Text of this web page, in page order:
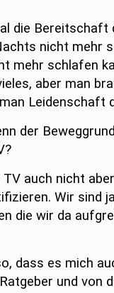
die Bereitschaft
nicht
mehr schlafen
aber man
Leidenschaft
der
auch nicht
Wir sind
die wir da
dass es mich
und